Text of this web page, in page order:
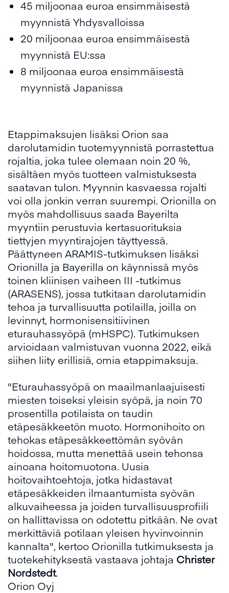
45 miljoonaa euroa ensimmäisestä
myynnistä Yhdysvalloissa
20 miljoonaa euroa ensimmäisestä
myynnistä EU:ssa
8 miljoonaa euroa ensimmäisestä
myynnistä Japanissa
Etappimaksujen lisäksi Orion saa
darolutamidin tuotemyynnistä porrastettua
rojaltia, joka tulee olemaan noin 20 %,
sisältäen myös tuotteen valmistuksesta
saatavan tulon. Myynnin kasvaessa rojalti
voi olla jonkin verran suurempi. Orionilla on
myös mahdollisuus saada Bayerilta
myyntiin perustuvia kertasuorituksia
tiettyjen myyntirajojen täyttyessä.
Päättyneen ARAMIS-tutkimuksen lisäksi
Orionilla ja Bayerilla on käynnissä myös
toinen kliinisen vaiheen III -tutkimus
(ARASENS), jossa tutkitaan darolutamidin
tehoa ja turvallisuutta potilailla, joilla on
levinnyt, hormonisensitiivinen
eturauhassyöpä (mHSPC). Tutkimuksen
arvioidaan valmistuvan vuonna 2022, eikä
siihen liity erillisiä, omia etappimaksuja.
"Eturauhassyöpä on maailmanlaajuisesti
miesten toiseksi yleisin syöpä, ja noin 70
prosentilla potilaista on taudin
etäpesäkkeetön muoto. Hormonihoito on
tehokas etäpesäkkeettömän syövän
hoidossa, mutta menettää usein tehonsa
ainoana hoitomuotona. Uusia
hoitovaihtoehtoja, jotka hidastavat
etäpesäkkeiden ilmaantumista syövän
alkuvaiheessa ja joiden turvallisuusprofiili
on hallittavissa on odotettu pitkään. Ne ovat
merkittäviä potilaan yleisen hyvinvoinnin
kannalta", kertoo Orionilla tutkimuksesta ja
tuotekehityksestä vastaava johtaja Christer
Nordstedt.
Orion Oyj